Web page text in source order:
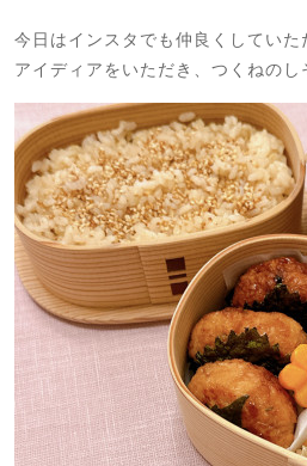
今日はインスタでも仲良くしていた
アイディアをいただき、つくねの